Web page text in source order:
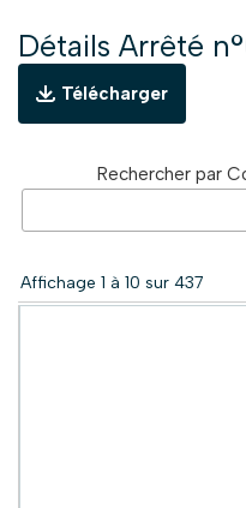
Détails Arrêté
Télécharger
Rechercher par
Affichage 1 à 10 sur 437